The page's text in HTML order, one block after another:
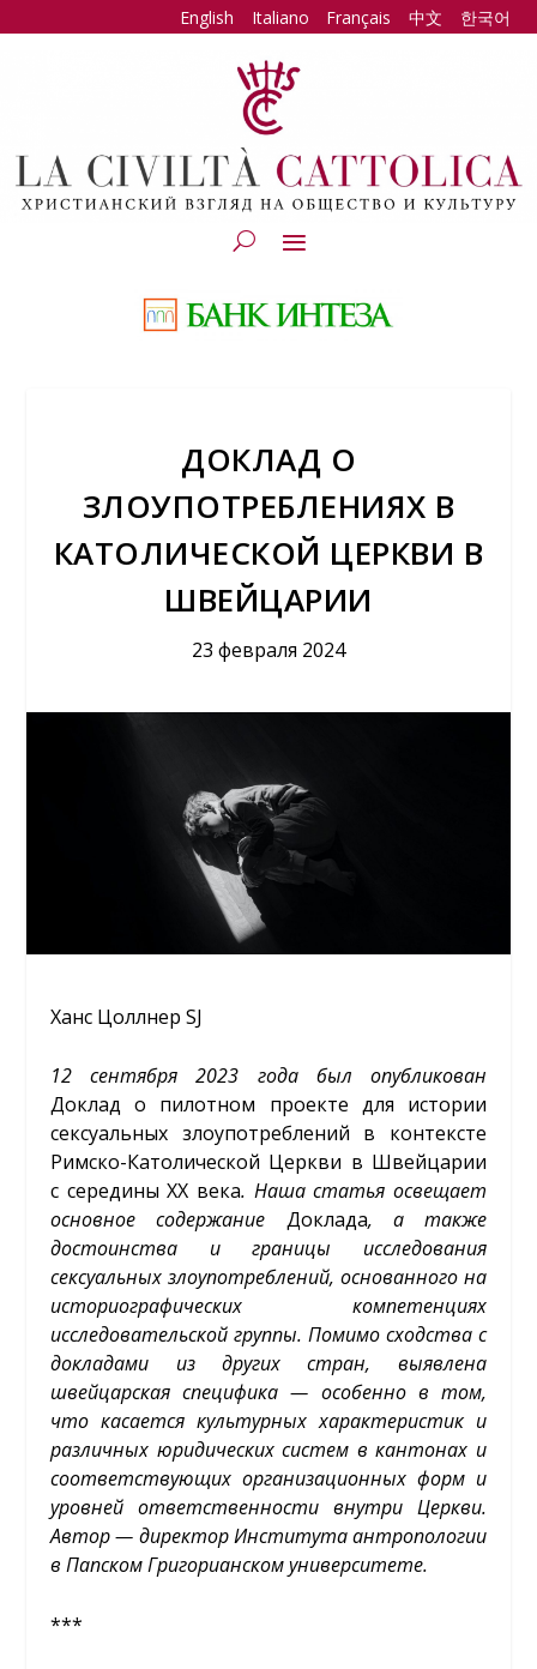
English Italiano Français 中文 한국어
ДОКЛАД О
ЗЛОУПОТРЕБЛЕНИЯХ В
КАТОЛИЧЕСКОЙ ЦЕРКВИ В
ШВЕЙЦАРИИ
23 февраля 2024
Ханс Цоллнер SJ
12 сентября 2023 года был опубликован
Доклад о пилотном проекте для истории
сексуальных злоупотреблений в контексте
Римско-Католической Церкви в Швейцарии
с середины XX века. Наша статья освещает
основное содержание Доклада, а также
достоинства и границы исследования
сексуальных злоупотреблений, основанного на
историографических компетенциях
исследовательской группы. Помимо сходства с
докладами из других стран, выявлена
швейцарская специфика — особенно в том,
что касается культурных характеристик и
различных юридических систем в кантонах и
соответствующих организационных форм и
уровней ответственности внутри Церкви.
Автор — директор Института антропологии
в Папском Григорианском университете.
***